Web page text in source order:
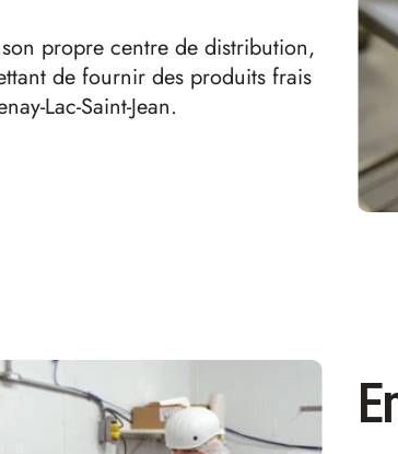
propre centre de distribution,
de fournir des produits frais
Lac-Saint-Jean.